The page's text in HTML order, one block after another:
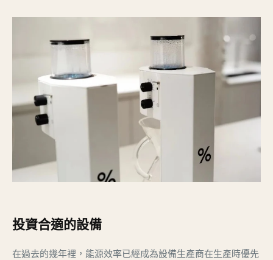
投資合適的設備
在過去的幾年裡，能源效率已經成為設備生產商在生產時優先